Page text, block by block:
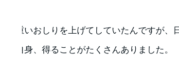
、重いおしりを上げてしていたんですが、
分自身、得ることがたくさんありました。